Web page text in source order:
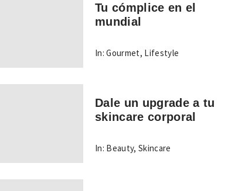
Tu cómplice en el
mundial
In: Gourmet, Lifestyle
Dale un upgrade a tu
skincare corporal
In: Beauty,Skincare